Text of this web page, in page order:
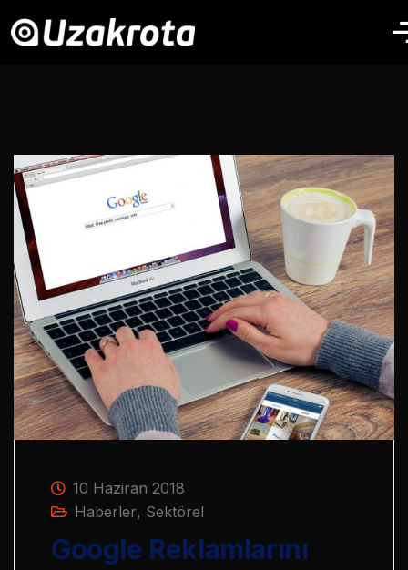
10 Haziran 2018
Haberler, Sektörel
Google Reklamlarını